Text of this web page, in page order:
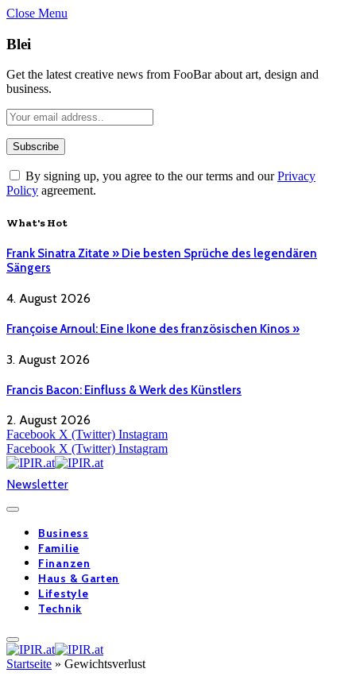
Close Menu
Blei
Get the latest creative news from FooBar about art, design and
business.
By signing up, you agree to the our terms and ourPrivacy
Policy agreement.
What's Hot
Frank Sinatra Zitate » Die besten Sprüche des legendären
Sängers
4. August 2026
Françoise Arnoul: Eine Ikone des französischen Kinos »
3. August 2026
Francis Bacon: Einfluss & Werk des Künstlers
2. August 2026
Facebook X (Twitter) Instagram
Facebook X (Twitter) Instagram
Newsletter
Business
Familie
Finanzen
Haus & Garten
Lifestyle
Technik
Startseite » Gewichtsverlust